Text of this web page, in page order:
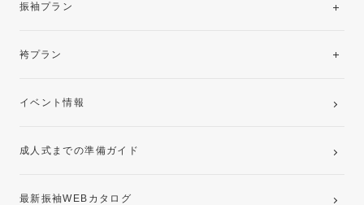
振袖プラン
レンタルプラン
袴プラン
卒業袴レンタルプラン
イベント情報
成人式までの準備ガイド
最新振袖WEBカタログ